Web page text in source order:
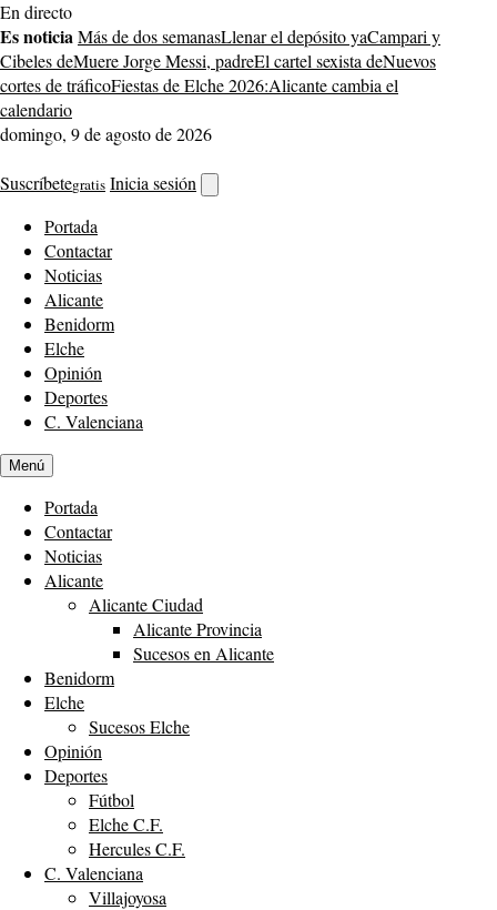
Saltar
al
contenido
En directo
Es noticiaMás de dos semanasLlenar el depósito yaCampari y
Cibeles deMuere Jorge Messi, padreEl cartel sexista deNuevos
cortes de tráficoFiestas de Elche 2026:Alicante cambia el
calendario
domingo, 9 de agosto de 2026
Suscríbetegratis Inicia sesión
buscador
Portada
Contactar
Noticias
Alicante
Benidorm
Elche
Opinión
Deportes
C. Valenciana
Menú
Portada
Contactar
Noticias
Alicante
Alicante Ciudad
Alicante Provincia
Sucesos en Alicante
Benidorm
Elche
Sucesos Elche
Opinión
Deportes
Fútbol
Elche C.F.
Hercules C.F.
C. Valenciana
Villajoyosa